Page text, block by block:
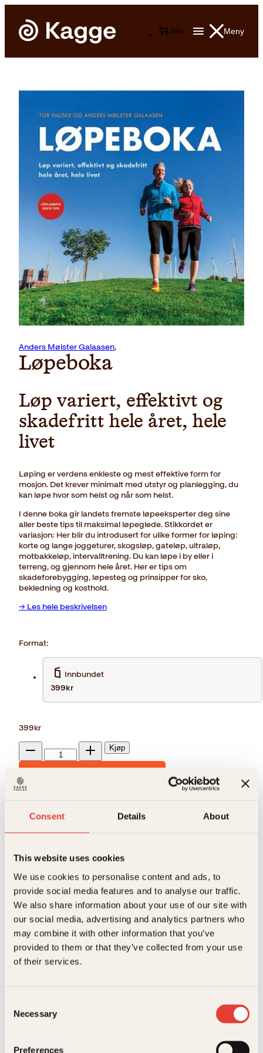
Consent Details About
This website uses cookies
We use cookies to personalise content and ads, to
provide social media features and to analyse our traffic.
We also share information about your use of our site with
our social media, advertising and analytics partners who
may combine it with other information that you’ve
provided to them or that they’ve collected from your use
of their services.
Selection
Necessary
Preferences
Meny
00kr
Last ned forside
Anders Mølster Galaasen,
Løpeboka
Løp variert, effektivt og
skadefritt hele året, hele
livet
Løping er verdens enkleste og mest effektive form for
mosjon. Det krever minimalt med utstyr og planlegging, du
kan løpe hvor som helst og når som helst.
I denne boka gir landets fremste løpeeksperter deg sine
aller beste tips til maksimal løpeglede. Stikkordet er
variasjon: Her blir du introdusert for ulike former for løping:
korte og lange joggeturer, skogsløp, gateløp, ultraløp,
motbakkeløp, intervalltrening. Du kan løpe i by eller i
terreng, og gjennom hele året. Her er tips om
skadeforebygging, løpesteg og prinsipper for sko,
bekledning og kosthold.
→ Les hele beskrivelsen
Format:
Innbundet
399kr
399kr
Reduser
Løpeboka
antall
Øk
Kjøp
På lager
Beskrivelse
Beskrivelse
Løping er verdens enkleste og mest effektive form
for mosjon. Det krever minimalt med utstyr og
planlegging, du kan løpe hvor som helst og når som
helst.
I denne boka gir landets fremste løpeeksperter deg
sine aller beste tips til maksimal løpeglede.
Stikkordet er variasjon: Her blir du introdusert for
ulike former for løping: korte og lange joggeturer,
skadeforebygging, løpesteg og prinsipper for sko,
bekledning og kosthold.
Forfattere
Anders Mølster
Galaasen,
Forlag
Kagge Forlag AS,
Målgruppe Voksen
Antall sider
Relaterte produkter